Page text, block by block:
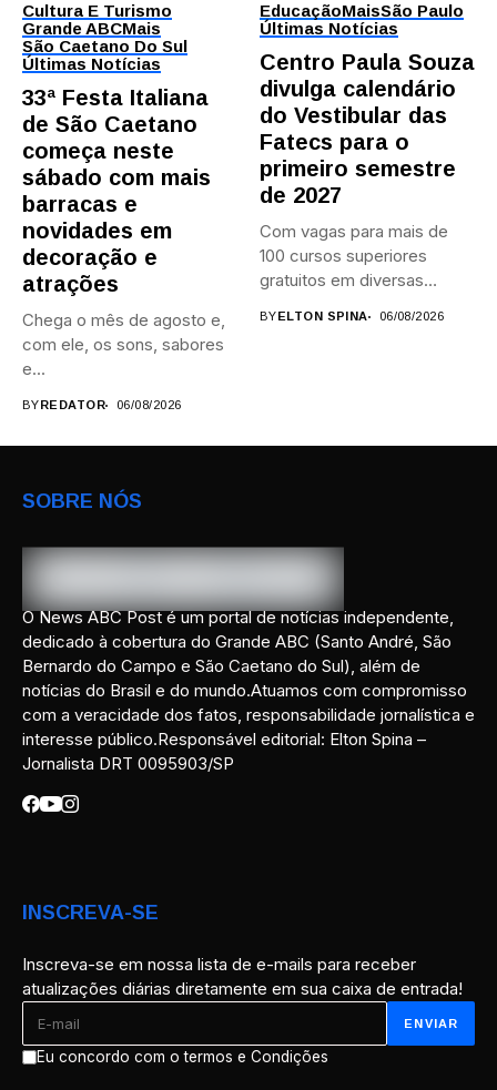
Cultura E Turismo
Grande ABCMais
São Caetano Do Sul
Últimas Notícias
33ª Festa Italiana
de São Caetano
começa neste
sábado com mais
barracas e
novidades em
decoração e
atrações
Chega o mês de agosto e,
com ele, os sons, sabores
e...
BY REDATOR 06/08/2026
EducaçãoMaisSão Paulo
Últimas Notícias
Centro Paula Souza
divulga calendário
do Vestibular das
Fatecs para o
primeiro semestre
de 2027
Com vagas para mais de
100 cursos superiores
gratuitos em diversas
BY ELTON SPINA 06/08/2026
SOBRE NÓS
O News ABC Post é um portal de notícias independente,
dedicado à cobertura do Grande ABC (Santo André, São
Bernardo do Campo e São Caetano do Sul), além de
notícias do Brasil e do mundo.Atuamos com compromisso
com a veracidade dos fatos, responsabilidade jornalística e
interesse público.Responsável editorial: Elton Spina –
Jornalista DRT 0095903/SP
INSCREVA-SE
Inscreva-se em nossa lista de e-mails para receber
atualizações diárias diretamente em sua caixa de entrada!
Eu concordo com o termos e Condições